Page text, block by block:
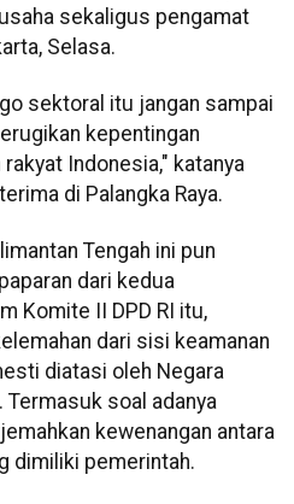
sekaligus pengamat
Selasa.
sektoral itu jangan sampai
kepentingan
Indonesia," katanya
di Palangka Raya.
Tengah ini pun
dari kedua
Komite II DPD RI itu,
dari sisi keamanan
diatasi oleh Negara
Termasuk soal adanya
kewenangan antara
dimiliki pemerintah.